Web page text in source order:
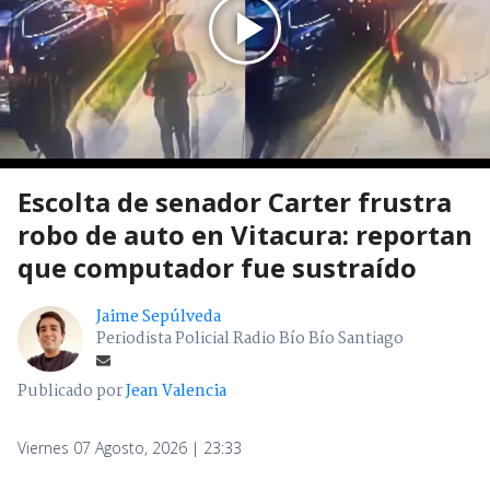
Escolta de senador Carter frustra
robo de auto en Vitacura: reportan
que computador fue sustraído
Jaime Sepúlveda
Periodista Policial Radio Bío Bío Santiago
Publicado porJean Valencia
Viernes 07 Agosto, 2026 | 23:33